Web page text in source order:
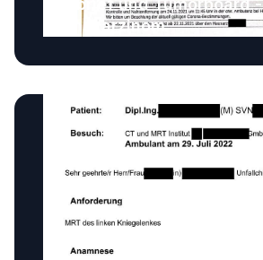
Arztbrief und Tumorboard -
Sigmakarzinom